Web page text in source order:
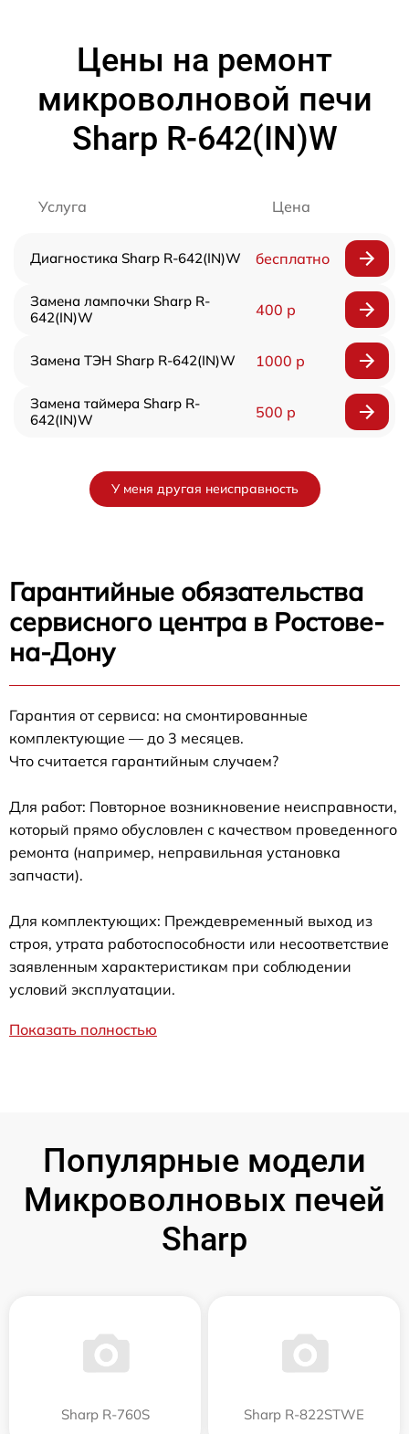
Цены на ремонт
микроволновой печи
Sharp R-642(IN)W
Услуга Цена
Диагностика Sharp R-642(IN)W бесплатно
Замена лампочки Sharp R-
642(IN)W
400 р
Замена ТЭН Sharp R-642(IN)W 1000 р
Замена таймера Sharp R-
642(IN)W
500 р
У меня другая неисправность
Гарантийные обязательства
сервисного центра в Ростове-
на-Дону
Гарантия от сервиса: на смонтированные
комплектующие — до 3 месяцев.
Что считается гарантийным случаем?
Для работ: Повторное возникновение неисправности,
который прямо обусловлен с качеством проведенного
ремонта (например, неправильная установка
запчасти).
Для комплектующих: Преждевременный выход из
строя, утрата работоспособности или несоответствие
заявленным характеристикам при соблюдении
условий эксплуатации.
Показать полностью
Популярные модели
Микроволновых печей
Sharp
Sharp R-760S Sharp R-822STWE